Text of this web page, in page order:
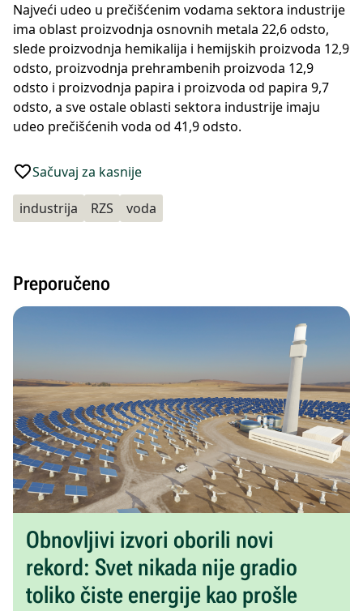
Najveći udeo u prečišćenim vodama sektora industrije
ima oblast proizvodnja osnovnih metala 22,6 odsto,
slede proizvodnja hemikalija i hemijskih proizvoda 12,9
odsto, proizvodnja prehrambenih proizvoda 12,9
odsto i proizvodnja papira i proizvoda od papira 9,7
odsto, a sve ostale oblasti sektora industrije imaju
udeo prečišćenih voda od 41,9 odsto.
Sačuvaj za kasnije
industrija RZS voda
Preporučeno
Obnovljivi izvori oborili novi
rekord: Svet nikada nije gradio
toliko čiste energije kao prošle